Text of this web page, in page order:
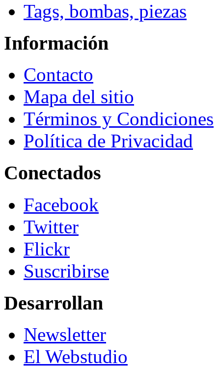
Tags, bombas, piezas
Información
Contacto
Mapa del sitio
Términos y Condiciones
Política de Privacidad
Conectados
Facebook
Twitter
Flickr
Suscribirse
Desarrollan
Newsletter
El Webstudio